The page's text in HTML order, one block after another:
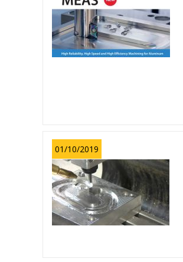
01/10/2019